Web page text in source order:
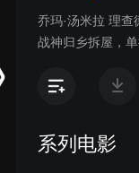
乔玛·汤米拉 理查
战神归乡拆屋，
系列电影